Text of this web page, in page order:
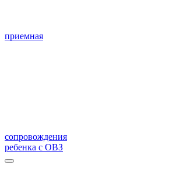
приемная
сопровождения
ребенка с ОВЗ